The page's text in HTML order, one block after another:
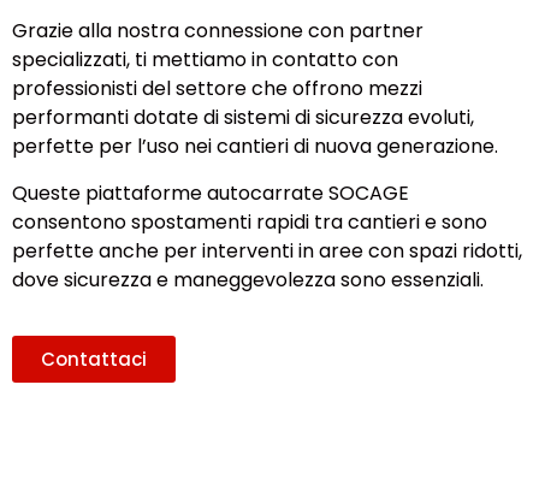
Grazie alla nostra connessione con partner
specializzati, ti mettiamo in contatto con
professionisti del settore che offrono mezzi
performanti dotate di sistemi di sicurezza evoluti,
perfette per l’uso nei cantieri di nuova generazione.
Queste piattaforme autocarrate SOCAGE
consentono spostamenti rapidi tra cantieri e sono
perfette anche per interventi in aree con spazi ridotti,
dove sicurezza e maneggevolezza sono essenziali.
Contattaci